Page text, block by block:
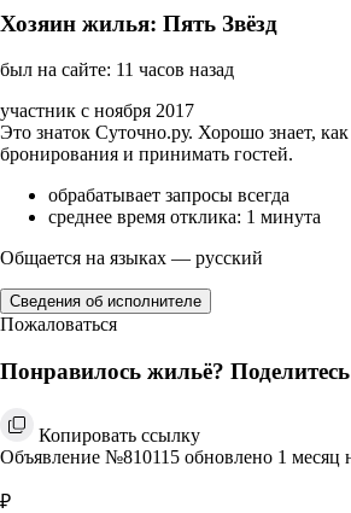
Хозяин жилья: Пять Звёзд
был на сайте: 11 часов назад
участник с ноября 2017
Это знаток Суточно.ру. Хорошо знает,
бронирования и принимать гостей.
обрабатывает запросы всегда
среднее время отклика: 1 минута
Общается на языках — русский
Сведения об исполнителе
Пожаловаться
Понравилось жильё?
Копировать ссылку
Объявление №810115 обновлено 1 месяц
₽